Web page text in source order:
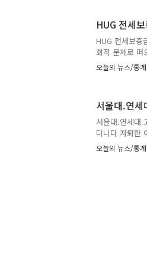
HUG 전세
HUG 전세보증
회적 문제로 떠
‘빌라왕’ 김모
세대이다. 지
당한다” 눈 부릅
오늘의 뉴스/통
서울대.연세
서울대.연세대.
다니다 자퇴한
다. 의약학계열
해 성공한 뒤
기사 자퇴하
오늘의 뉴스/통